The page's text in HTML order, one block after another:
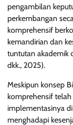
pengambilan
perkembangan
komprehensif
kemandirian dan
tuntutan akademik
dkk., 2025).
Meskipun konsep
komprehensif telah
implementasinya
menghadapi